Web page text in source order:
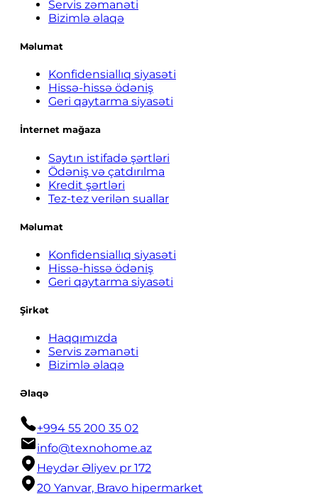
Servis zəmanəti
Bizimlə əlaqə
Məlumat
Konfidensiallıq siyasəti
Hissə-hissə ödəniş
Geri qaytarma siyasəti
İnternet mağaza
Saytın istifadə şərtləri
Ödəniş və çatdırılma
Kredit şərtləri
Tez-tez verilən suallar
Məlumat
Konfidensiallıq siyasəti
Hissə-hissə ödəniş
Geri qaytarma siyasəti
Şirkət
Haqqımızda
Servis zəmanəti
Bizimlə əlaqə
Əlaqə
+994 55 200 35 02
info@texnohome.az
Heydər Əliyev pr 172
20 Yanvar, Bravo hipermarket